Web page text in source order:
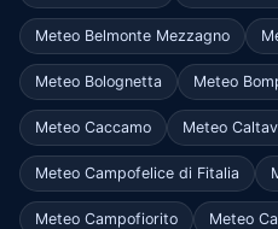
Meteo Belmonte Mezzagno
Meteo Bolognetta Meteo
Meteo Caccamo Meteo
Meteo Campofelice di Fitalia
Meteo Campofiorito Meteo